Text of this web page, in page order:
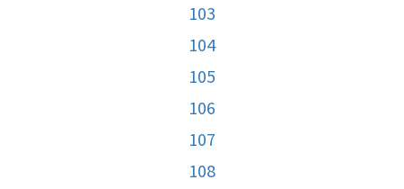
103
104
105
106
107
108